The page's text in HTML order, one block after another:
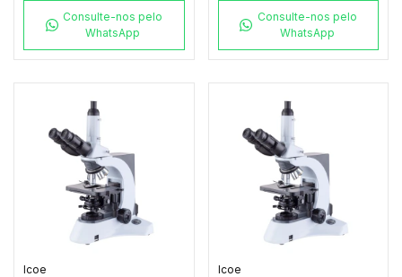
100W Consulte-nos pelo
WhatsApp
LED 5WConsulte-nos pelo
WhatsApp
Icoe Icoe